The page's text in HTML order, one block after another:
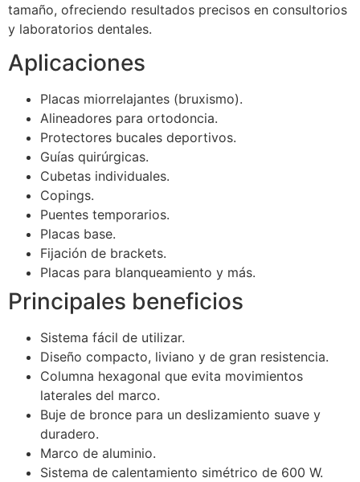
tamaño, ofreciendo resultados precisos en consultorios
y laboratorios dentales.
Aplicaciones
Placas miorrelajantes (bruxismo).
Alineadores para ortodoncia.
Protectores bucales deportivos.
Guías quirúrgicas.
Cubetas individuales.
Copings.
Puentes temporarios.
Placas base.
Fijación de brackets.
Placas para blanqueamiento y más.
Principales beneficios
Sistema fácil de utilizar.
Diseño compacto, liviano y de gran resistencia.
Columna hexagonal que evita movimientos
laterales del marco.
Buje de bronce para un deslizamiento suave y
duradero.
Marco de aluminio.
Sistema de calentamiento simétrico de 600 W.